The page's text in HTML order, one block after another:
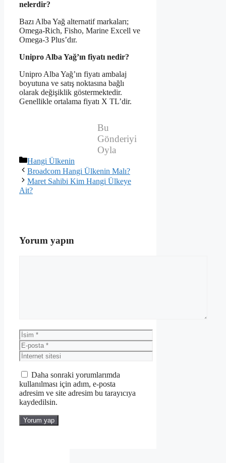
nelerdir?
Bazı Alba Yağ alternatif markaları;
Omega-Rich, Fisho, Marine Excell ve
Omega-3 Plus’dır.
Unipro Alba Yağ’ın fiyatı nedir?
Unipro Alba Yağ’ın fiyatı ambalaj
boyutuna ve satış noktasına bağlı
olarak değişiklik göstermektedir.
Genellikle ortalama fiyatı X TL’dir.
Bu
Gönderiyi
Oyla
Kategoriler
Hangi Ülkenin
Broadcom Hangi Ülkenin Malı?
Maret Sahibi Kim Hangi Ülkeye
Ait?
Yorum yapın
İsim
E-
posta
İnternet
sitesi
Daha sonraki yorumlarımda
kullanılması için adım, e-posta
adresim ve site adresim bu tarayıcıya
kaydedilsin.